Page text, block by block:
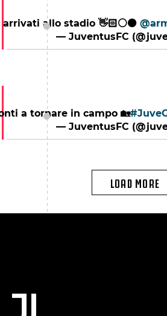
allo stadio 👋🏻⚪️⚫️
— JuventusFC
a tornare in campo 🏡
— JuventusFC
LOAD MORE